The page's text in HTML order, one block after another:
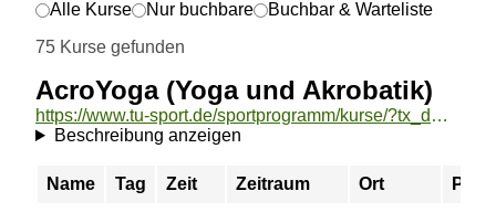
Alle Kurse
Nur buchbare
Buchbar & Warteliste
75 Kurse gefunden
AcroYoga (Yoga und Akrobatik)
https://www.tu-sport.de/sportprogramm/kurse/?tx_dwzeh_courses%5Baction%5D=show&tx_dwzeh_courses%5BsportsDescription%5D=473&cHash=9174954ffe576cafd969ba6e7d1515b6
Beschreibung anzeigen
Name Tag Zeit Zeitraum Ort Preis